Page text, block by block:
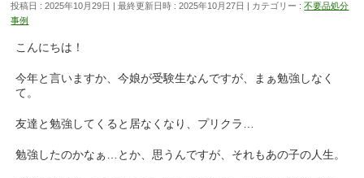
投稿日 : 2025年10月29日 最終更新日時 : 2025年10月27日 カテゴリー :不要品処分
事例
こんにちは！
今年と言いますか、今娘が受験生なんですが、まぁ勉強しなく
て。
友達と勉強してくると居なくなり、プリクラ…
勉強したのかなぁ…とか、思うんですが、それもあの子の人生。